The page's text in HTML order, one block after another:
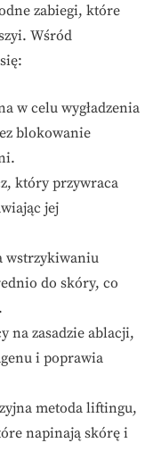
zabiegi, które
Wśród
w celu wygładzenia
blokowanie
który przywraca
jej
wstrzykiwaniu
do skóry, co
na zasadzie ablacji,
i poprawia
metoda liftingu,
napinają skórę i